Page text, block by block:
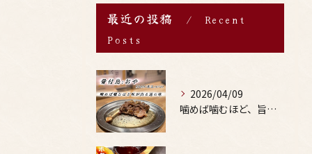
最近の投稿
Recent
Posts
2026/04/09
噛めば噛むほど、旨みがあふれる。